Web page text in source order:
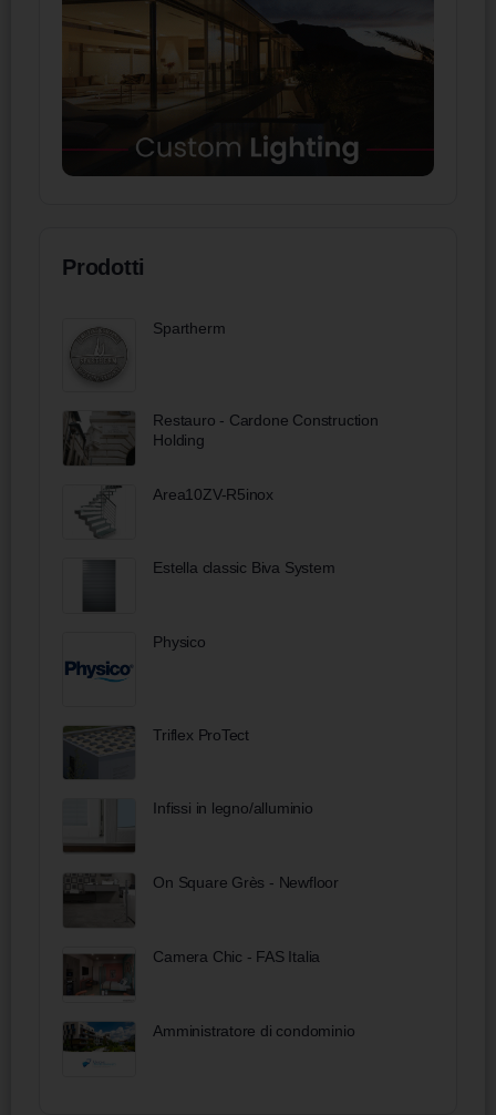
Prodotti
Spartherm
Restauro - Cardone Construction
Holding
Area10ZV-R5inox
Estella classic Biva System
Physico
Triflex ProTect
Infissi in legno/alluminio
On Square Grès - Newfloor
Camera Chic - FAS Italia
Amministratore di condominio